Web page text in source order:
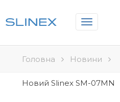
Toggle
navigation
Головна Новини
Новий Slinex SM-07MN